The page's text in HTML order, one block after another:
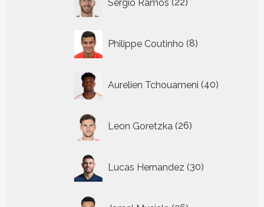
Sergio Ramos 22
producten
Philippe Coutinho 8
producten
Aurelien Tchouameni 40
producten
Leon Goretzka 26
producten
Lucas Hernandez 30
producten